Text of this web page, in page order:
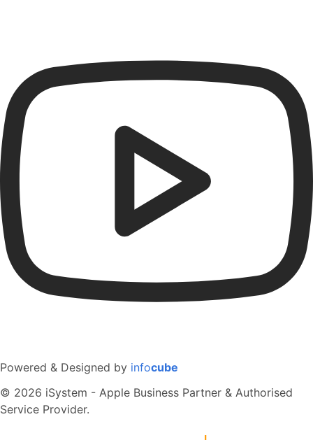
Powered & Designed by infocube
© 2026 iSystem - Apple Business Partner & Authorised
Service Provider.